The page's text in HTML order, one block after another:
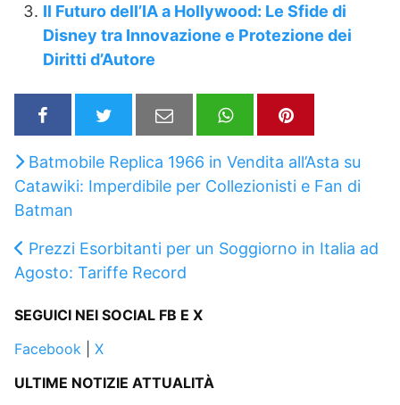
Il Futuro dell’IA a Hollywood: Le Sfide di
Disney tra Innovazione e Protezione dei
Diritti d’Autore
Batmobile Replica 1966 in Vendita all’Asta su
Catawiki: Imperdibile per Collezionisti e Fan di
Batman
Prezzi Esorbitanti per un Soggiorno in Italia ad
Agosto: Tariffe Record
SEGUICI NEI SOCIAL FB E X
Facebook
X
ULTIME NOTIZIE ATTUALITÀ